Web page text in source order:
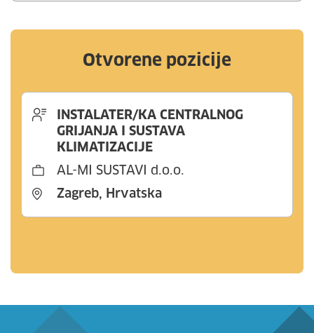
Otvorene pozicije
INSTALATER/KA CENTRALNOG
GRIJANJA I SUSTAVA
KLIMATIZACIJE
AL-MI SUSTAVI d.o.o.
Zagreb, Hrvatska